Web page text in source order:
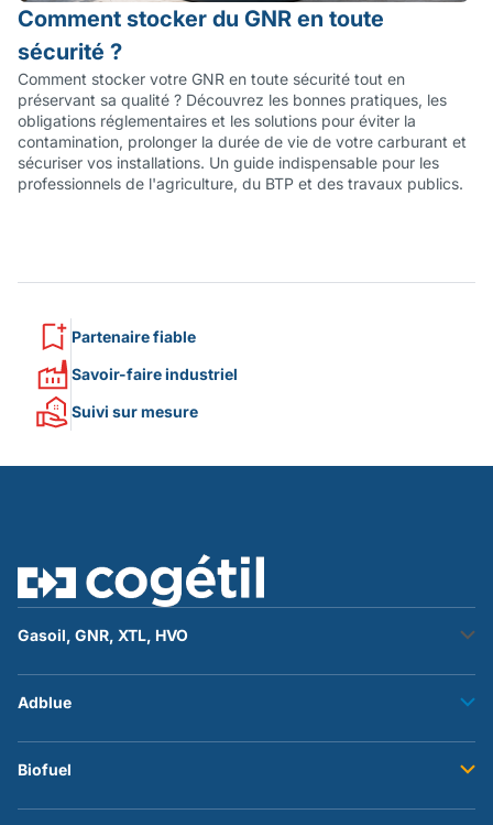
Comment stocker du GNR en toute
sécurité ?
Comment stocker votre GNR en toute sécurité tout en
préservant sa qualité ? Découvrez les bonnes pratiques, les
obligations réglementaires et les solutions pour éviter la
contamination, prolonger la durée de vie de votre carburant et
sécuriser vos installations. Un guide indispensable pour les
professionnels de l'agriculture, du BTP et des travaux publics.
Partenaire fiable
Savoir-faire industriel
Suivi sur mesure
Gasoil, GNR, XTL, HVO
Transfert fuel
Adblue
Transfert adblue
Biofuel